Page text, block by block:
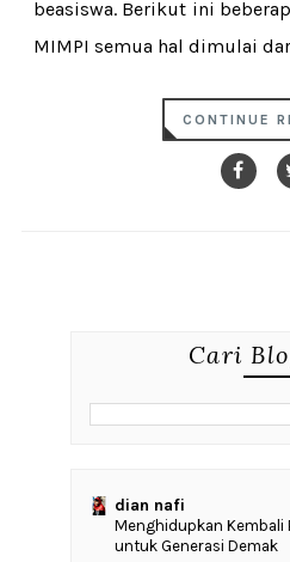
beasiswa. Berikut ini
MIMPI semua hal dimulai
CONTINUE
Cari
dian nafi
Menghidupkan Kembali
untuk Generasi Demak